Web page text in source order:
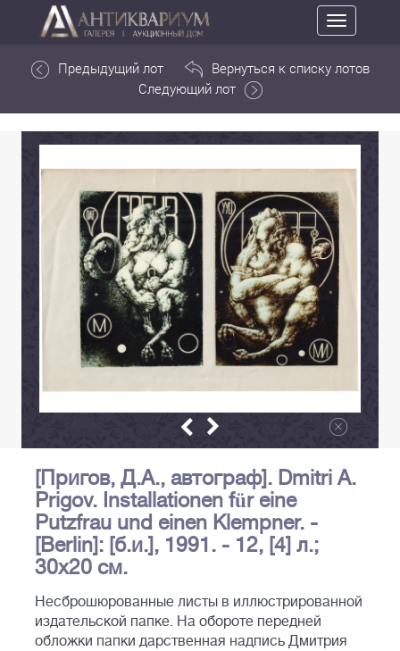
Toggle
navigation
Предыдущий лот
Вернуться к списку лотов
Следующий лот
[Пригов, Д.А., автограф]. Dmitri A.
Prigov. Installationen für eine
Putzfrau und einen Klempner. -
[Berlin]: [б.и.], 1991. - 12, [4] л.;
30x20 см.
Несброшюрованные листы в иллюстрированной
издательской папке. На обороте передней
обложки папки дарственная надпись Дмитрия